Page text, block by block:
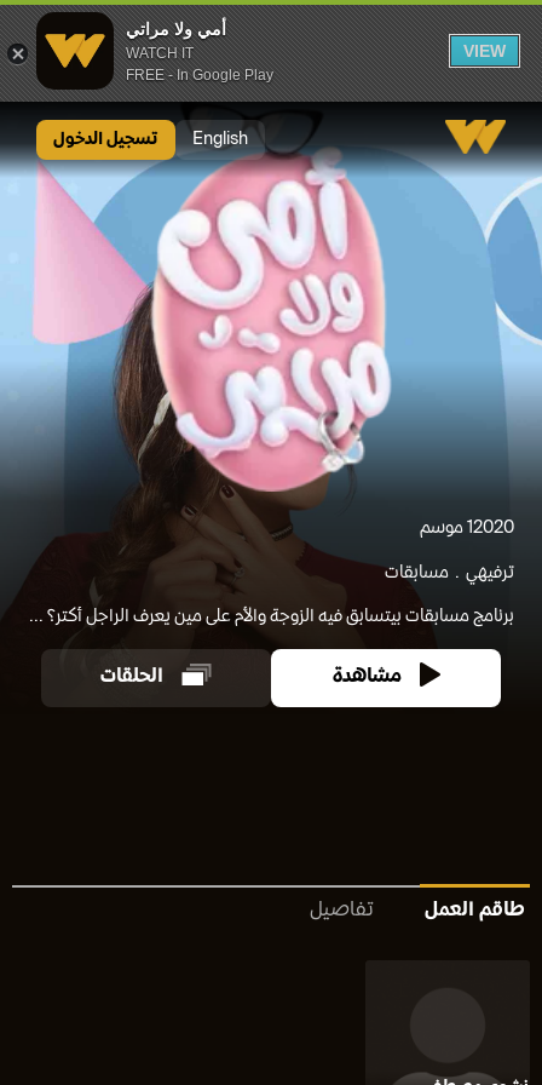
أمي ولا مراتي
WATCH IT
FREE - In Google Play
VIEW
English تسجيل الدخول
20201 موسم
ترفيهي مسابقات
برنامج مسابقات بيتسابق فيه الزوجة والأم على مين يعرف الراجل أكتر؟ ...
مشاهدة الحلقات
طاقم العمل تفاصيل